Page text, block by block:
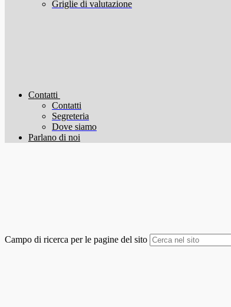
Griglie di valutazione
Contatti
Contatti
Segreteria
Dove siamo
Parlano di noi
Campo di ricerca per le pagine del sito